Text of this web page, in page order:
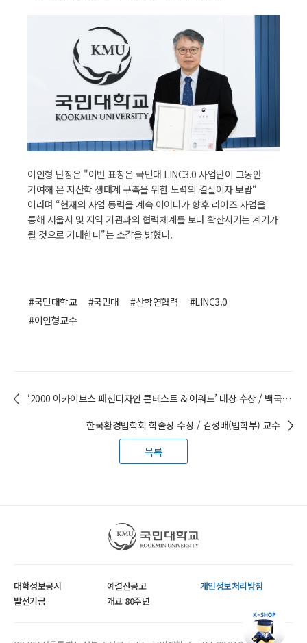
이인형 단장은 "이번 표창은 국민대 LINC3.0 사업단이 그동안
기여해 온 지산학 생태계 구축을 위한 노력의 결실이자 보람“
이라며 “현재의 사업 동력을 계속 이어나가 향후 라이즈 사업을
통해 서울시 및 지역 기관과의 협력체계를 보다 확산시키는 계기가
될 것으로 기대한다"는 소감을 밝혔다.
#국민대학교 #국민대 #산학연협력
#LINC3.0
#이인형교수
‘2000 아카이브스 패션디자인 콘테스트 & 어워드’ 대상 수상 / 백국현 (의상디자인학과 23) 학생
한국환경법학회 학술상 수상 / 김성배(법학부) 교수
목록
국민대학교
대학정보공시 예결산공고
개인정보처리방침
발전기금
개교 80주년